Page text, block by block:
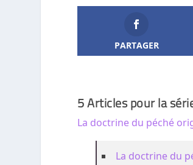
PARTAGER
5 Articles pour la
La doctrine du péché
La doctrine du